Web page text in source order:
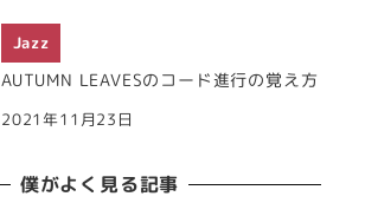
Jazz
AUTUMN LEAVESのコード進行の覚え方
2021年11月23日
僕がよく見る記事